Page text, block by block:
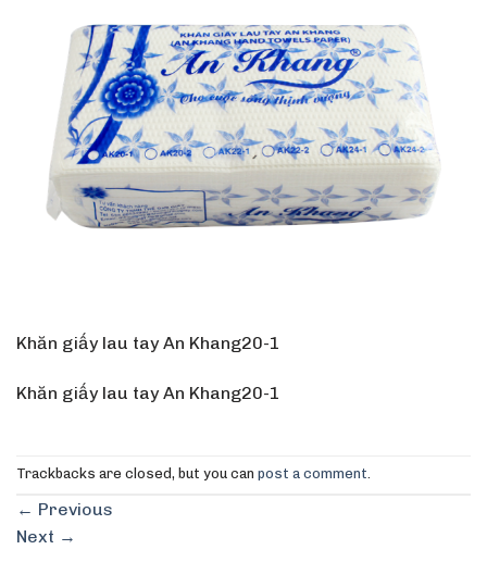
Khăn giấy lau tay An Khang20-1
Khăn giấy lau tay An Khang20-1
Trackbacks are closed, but you can post a comment.
← Previous
Next →